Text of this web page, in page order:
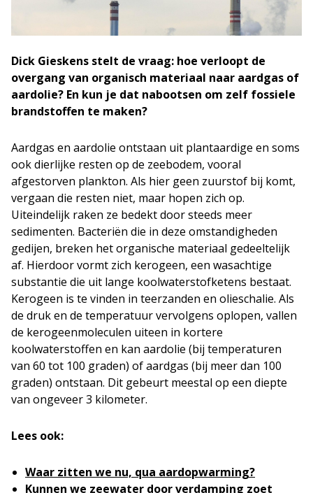
Dick Gieskens stelt de vraag: hoe verloopt de
overgang van organisch materiaal naar aardgas of
aardolie? En kun je dat nabootsen om zelf fossiele
brandstoffen te maken?
Aardgas en aardolie ontstaan uit plantaardige en soms
ook dierlijke resten op de zeebodem, vooral
afgestorven plankton. Als hier geen zuurstof bij komt,
vergaan die resten niet, maar hopen zich op.
Uiteindelijk raken ze bedekt door steeds meer
sedimenten. Bacteriën die in deze omstandigheden
gedijen, breken het organische materiaal gedeeltelijk
af. Hierdoor vormt zich kerogeen, een wasachtige
substantie die uit lange koolwaterstofketens bestaat.
Kerogeen is te vinden in teerzanden en olieschalie. Als
de druk en de temperatuur vervolgens oplopen, vallen
de kerogeenmoleculen uiteen in kortere
koolwaterstoffen en kan aardolie (bij temperaturen
van 60 tot 100 graden) of aardgas (bij meer dan 100
graden) ontstaan. Dit gebeurt meestal op een diepte
van ongeveer 3 kilometer.
Lees ook:
Waar zitten we nu, qua aardopwarming?
Kunnen we zeewater door verdamping zoet